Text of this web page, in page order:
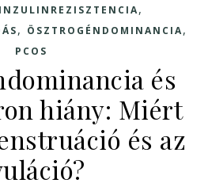
INZULINREZISZTENCIA,
, ÖSZTROGÉNDOMINANCIA,
PCOS
és
hiány: Miért
és az